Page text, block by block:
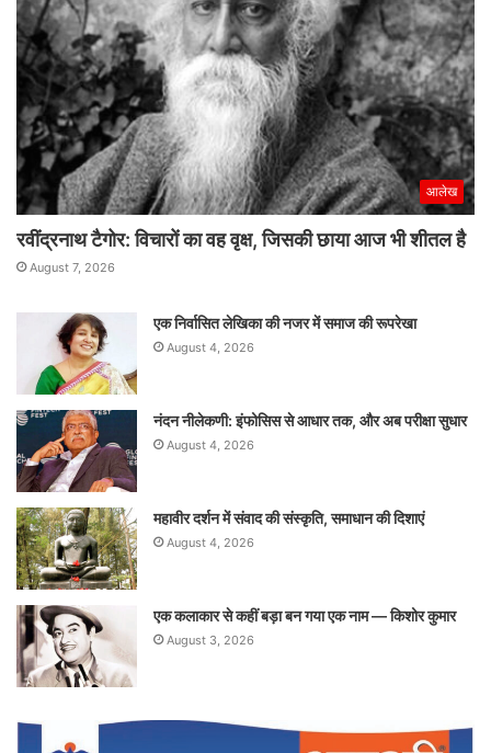
आलेख
रवींद्रनाथ टैगोर: विचारों का वह वृक्ष, जिसकी छाया आज भी शीतल है
August 7, 2026
एक निर्वासित लेखिका की नजर में समाज की रूपरेखा
August 4, 2026
नंदन नीलेकणी: इंफोसिस से आधार तक, और अब परीक्षा सुधार
August 4, 2026
महावीर दर्शन में संवाद की संस्कृति, समाधान की दिशाएं
August 4, 2026
एक कलाकार से कहीं बड़ा बन गया एक नाम — किशोर कुमार
August 3, 2026